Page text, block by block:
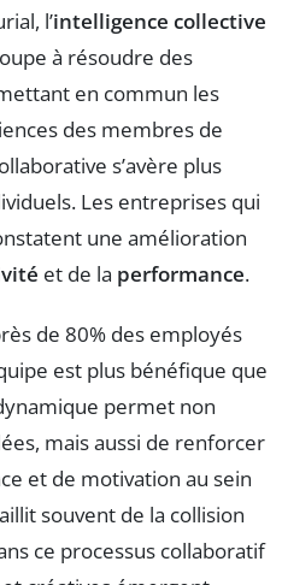
l’intelligence collective
à résoudre des
en commun les
des membres de
s’avère plus
Les entreprises qui
une amélioration
et de la performance.
de 80% des employés
est plus bénéfique que
permet non
mais aussi de renforcer
et de motivation au sein
souvent de la collision
ce processus collaboratif